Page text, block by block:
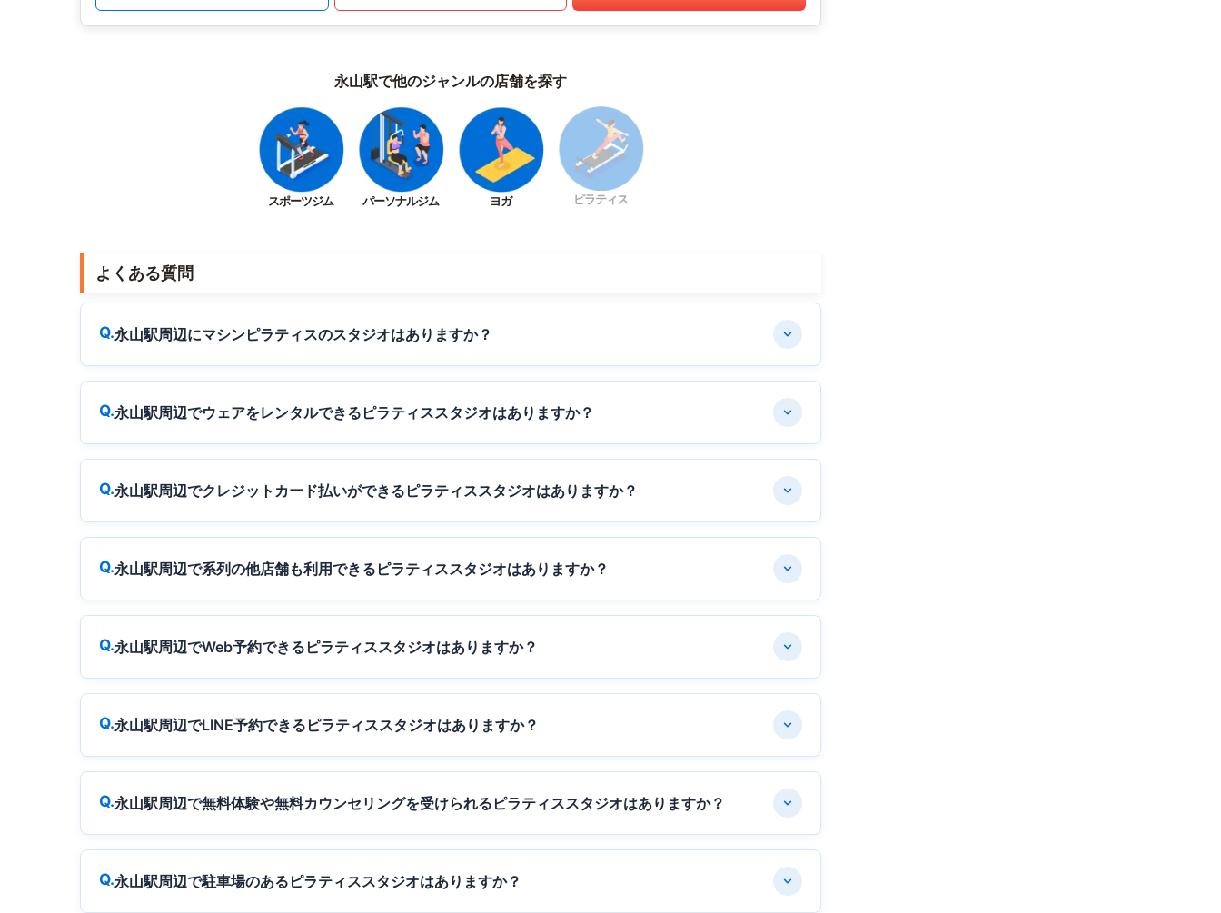
永山駅で他のジャンルの店舗を探す
スポーツジム パーソナルジム ヨガ ピラティス
よくある質問
永山駅周辺にマシンピラティスのスタジオはありますか？
永山駅周辺でウェアをレンタルできるピラティススタジオはありますか？
永山駅周辺でクレジットカード払いができるピラティススタジオはありますか？
永山駅周辺で系列の他店舗も利用できるピラティススタジオはありますか？
永山駅周辺でWeb予約できるピラティススタジオはありますか？
永山駅周辺でLINE予約できるピラティススタジオはありますか？
永山駅周辺で無料体験や無料カウンセリングを受けられるピラティススタジオはありますか？
永山駅周辺で駐車場のあるピラティススタジオはありますか？